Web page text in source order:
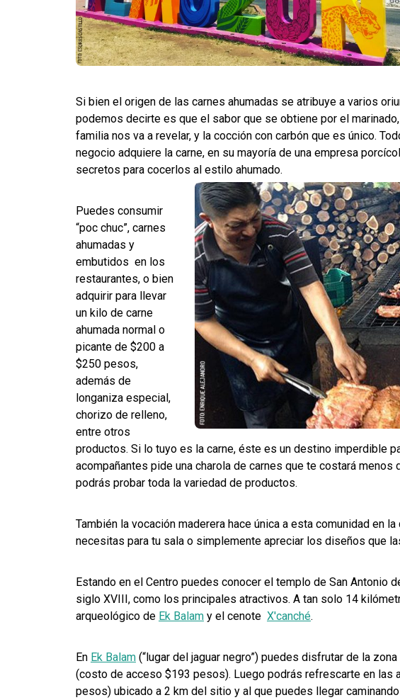
Si bien el origen de las carnes ahumadas se atribuye a varios
podemos decirte es que el sabor que se obtiene por el
familia nos va a revelar, y la cocción con carbón que es único.
negocio adquiere la carne, en su mayoría de una empresa
secretos para cocerlos al estilo ahumado.
Puedes consumir
“poc chuc”, carnes
ahumadas y
embutidos en los
restaurantes, o bien
adquirir para llevar
un kilo de carne
ahumada normal o
picante de $200 a
$250 pesos,
además de
longaniza especial,
chorizo de relleno,
entre otros
productos. Si lo tuyo es la carne, éste es un destino imperdible
acompañantes pide una charola de carnes que te costará
podrás probar toda la variedad de productos.
También la vocación maderera hace única a esta comunidad en
necesitas para tu sala o simplemente apreciar los diseños que
Estando en el Centro puedes conocer el templo de San Antonio
siglo XVIII, como los principales atractivos. A tan solo 14
arqueológico de Ek Balam y el cenote X'canché.
En Ek Balam (“lugar del jaguar negro”) puedes disfrutar de la
(costo de acceso $193 pesos). Luego podrás refrescarte en las
pesos) ubicado a 2 km del sitio y al que puedes llegar